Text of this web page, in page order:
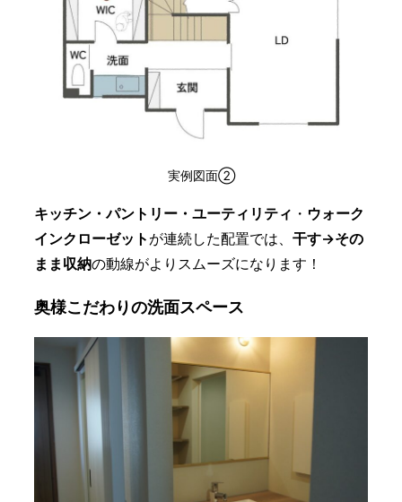
実例図面②
キッチン・パントリー・ユーティリティ ・ ウォーク
インクローゼット が連続した配置では、 干す→その
まま収納の動線がよりスムーズになります！
奥様こだわりの洗面スペース